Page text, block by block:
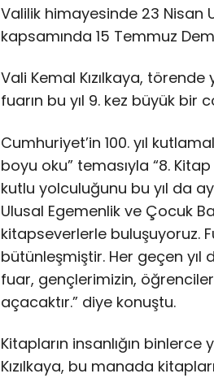
Valilik himayesinde 23 Nisan
kapsamında 15 Temmuz
Vali Kemal Kızılkaya,
fuarın bu yıl 9. kez büyük bir
Cumhuriyet’in 100. yıl
boyu oku” temasıyla “8. Kitap
kutlu yolculuğunu bu yıl da
Ulusal Egemenlik ve Çocuk
kitapseverlerle buluşuyoruz.
bütünleşmiştir. Her geçen
fuar, gençlerimizin,
açacaktır.” diye konuştu.
Kitapların insanlığın binlerce
Kızılkaya, bu manada